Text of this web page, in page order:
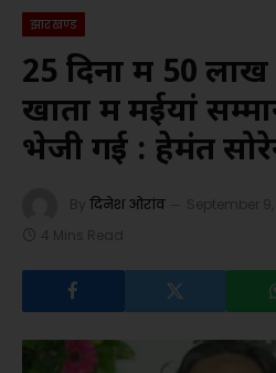
झारखण्ड
25 दिनों में 50
खातों में मईयां
भेजी गई : हेमंत
By दिनेश ओरांव September
4 Mins Read